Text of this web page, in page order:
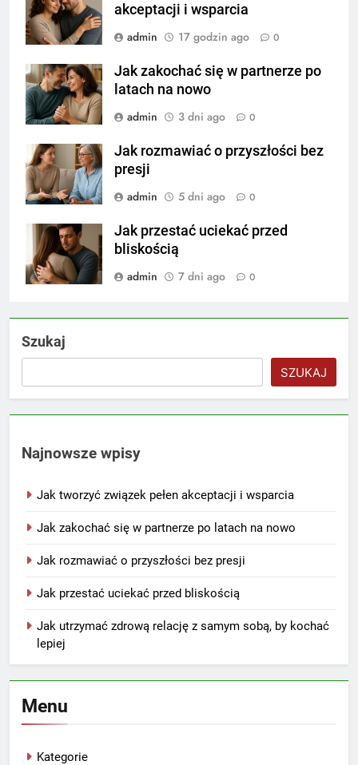
akceptacji i wsparcia
admin
17 godzin ago 0
Jak zakochać się w partnerze po
latach na nowo
admin
3 dni ago 0
Jak rozmawiać o przyszłości bez
presji
admin
5 dni ago 0
Jak przestać uciekać przed
bliskością
admin
7 dni ago 0
Szukaj
SZUKAJ
Najnowsze wpisy
Jak tworzyć związek pełen akceptacji i wsparcia
Jak zakochać się w partnerze po latach na nowo
Jak rozmawiać o przyszłości bez presji
Jak przestać uciekać przed bliskością
Jak utrzymać zdrową relację z samym sobą, by kochać
lepiej
Menu
Kategorie